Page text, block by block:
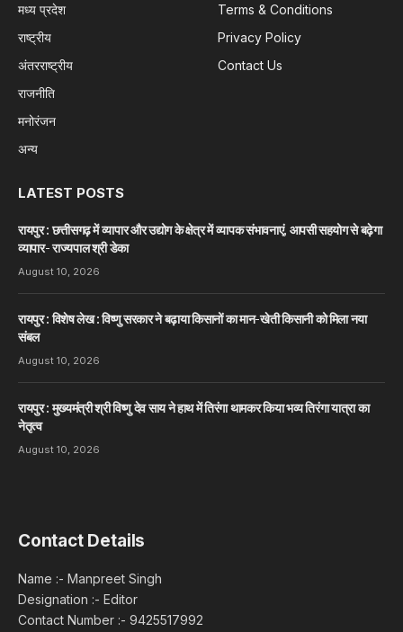
मध्य प्रदेश
राष्ट्रीय
अंतरराष्ट्रीय
राजनीति
मनोरंजन
अन्य
Terms & Conditions
Privacy Policy
Contact Us
LATEST POSTS
रायपुर : छत्तीसगढ़ में व्यापार और उद्योग के क्षेत्र में व्यापक संभावनाएं, आपसी सहयोग से बढ़ेगा
व्यापार- राज्यपाल श्री डेका
August 10, 2026
रायपुर : विशेष लेख : विष्णु सरकार ने बढ़ाया किसानों का मान-खेती किसानी को मिला नया
संबल
August 10, 2026
रायपुर : मुख्यमंत्री श्री विष्णु देव साय ने हाथ में तिरंगा थामकर किया भव्य तिरंगा यात्रा का
नेतृत्व
August 10, 2026
Contact Details
Name :- Manpreet Singh
Designation :- Editor
Contact Number :- 9425517992